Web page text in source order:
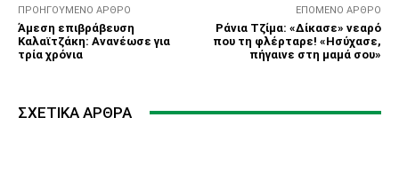
ΠΡΟΗΓΟΎΜΕΝΟ ΆΡΘΡΟ
Άμεση επιβράβευση
Καλαϊτζάκη: Ανανέωσε για
τρία χρόνια
ΕΠΌΜΕΝΟ ΆΡΘΡΟ
Ράνια Τζίμα: «Δίκασε» νεαρό
που τη φλέρταρε! «Ησύχασε,
πήγαινε στη μαμά σου»
ΣΧΕΤΙΚΆ ΆΡΘΡΑ